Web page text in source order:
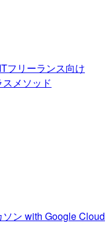
フリーランス向け
スメソッド
ソン with Google Cloud